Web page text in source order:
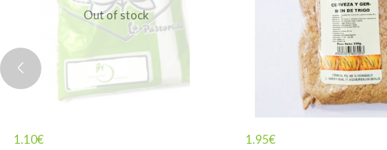
Out of stock
1.10€
1.95€